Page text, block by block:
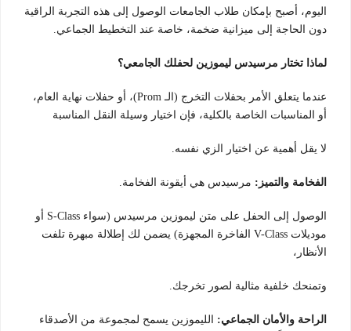
اليوم، أصبح بإمكان طلاب الجامعات الوصول إلى هذه التجربة الراقية
دون الحاجة إلى ميزانية ضخمة، خاصة عند التخطيط الجماعي.
لماذا تختار مرسيدس ليموزين لحفلك الجامعي؟
عندما يتعلق الأمر بحفلات التخرج (الـ Prom)، أو حفلات نهاية العام،
أو المناسبات الخاصة بالكلية، فإن اختيار وسيلة النقل المناسبة
لا يقل أهمية عن اختيار الزي نفسه.
الفخامة والتميز: مرسيدس هي أيقونة الفخامة.
الوصول إلى الحفل على متن ليموزين مرسيدس (سواء S-Class أو
موديلات V-Class الفاخرة المجهزة) يضمن لك إطلالة مبهرة تلفت
الأنظار،
وتمنحك خلفية مثالية لصور تخرجك.
الراحة والأمان الجماعي: الليموزين يسمح لمجموعة من الأصدقاء